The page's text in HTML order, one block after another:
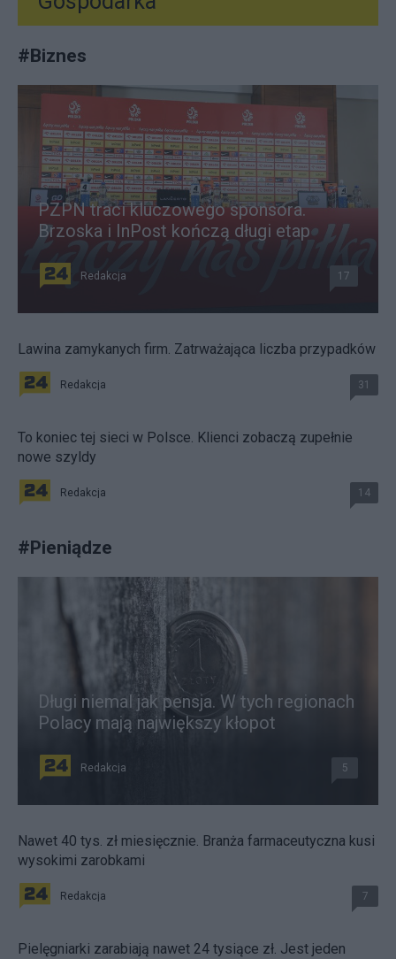
#Biznes
PZPN traci kluczowego sponsora.
Brzoska i InPost kończą długi etap
Redakcja 17
Lawina zamykanych firm. Zatrważająca liczba przypadków
Redakcja 31
To koniec tej sieci w Polsce. Klienci zobaczą zupełnie
nowe szyldy
Redakcja 14
#Pieniądze
Długi niemal jak pensja. W tych regionach
Polacy mają największy kłopot
Redakcja 5
Nawet 40 tys. zł miesięcznie. Branża farmaceutyczna kusi
wysokimi zarobkami
Redakcja 7
Pielęgniarki zarabiają nawet 24 tysiące zł. Jest jeden